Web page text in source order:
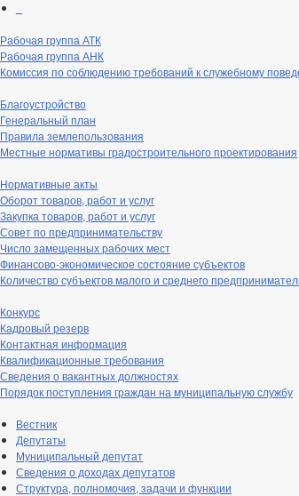
Рабочая группа АТК
Рабочая группа АНК
Комиссия по соблюдению требований к служебному
Благоустройство
Генеральный план
Правила землепользования
Местные нормативы градостроительного проектирования
Нормативные акты
Оборот товаров, работ и услуг
Закупка товаров, работ и услуг
Совет по предпринимательству
Число замещенных рабочих мест
Финансово-экономическое состояние субъектов
Количество субъектов малого и среднего
Конкурс
Кадровый резерв
Контактная информация
Квалификационные требования
Сведения о вакантных должностях
Порядок поступления граждан на муниципальную службу
Вестник
Депутаты
Муниципальный депутат
Сведения о доходах депутатов
Структура, полномочия, задачи и функции